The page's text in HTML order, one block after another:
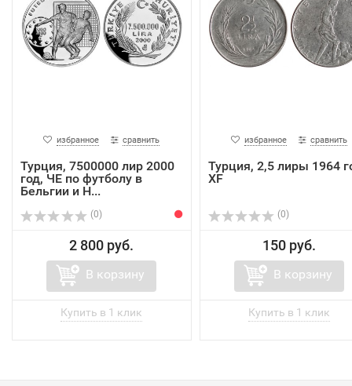
избранное сравнить
Турция, 7500000 лир 2000
год, ЧЕ по футболу в
Бельгии и Н...
(0)
2 800 руб.
В корзину
избранное сравнить
Турция, 2,5 лиры 1964
XF
(0)
150 руб.
В корзину